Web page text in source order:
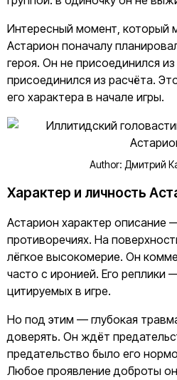
Интересный момент, который
Астарион поначалу
героя. Он не присоединился
присоединился из расчёта.
его характера в начале игры.
Author: Дмитрий
Характер и личность
Астарион характер описание
противоречиях. На
лёгкое высокомерие. Он
часто с иронией. Его реплики
цитируемых в игре.
Но под этим — глубокая
доверять. Он ждёт
предательство было его
Любое проявление доброты